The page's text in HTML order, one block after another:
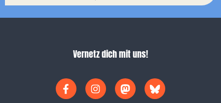
Vernetz dich mit uns!